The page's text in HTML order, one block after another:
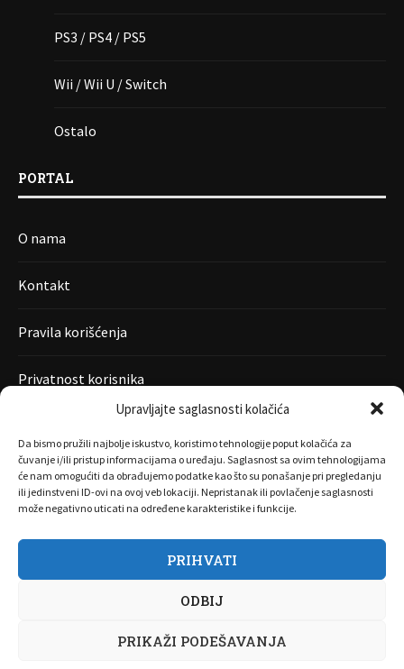
Upravljajte saglasnosti kolačića
Da bismo pružili najbolje iskustvo, koristimo tehnologije poput kolačića za
čuvanje i/ili pristup informacijama o uređaju. Saglasnost sa ovim tehnologijama
će nam omogućiti da obrađujemo podatke kao što su ponašanje pri pregledanju
ili jedinstveni ID-ovi na ovoj veb lokaciji. Nepristanak ili povlačenje saglasnosti
može negativno uticati na određene karakteristike i funkcije.
PRIHVATI
ODBIJ
PRIKAŽI PODEŠAVANJA
PS3 / PS4 / PS5
Wii / Wii U / Switch
Ostalo
PORTAL
O nama
Kontakt
Pravila korišćenja
Privatnost korisnika
O nama Marketing Kontakt FAQ
Privatnost korisnika
Pravila korišćenja